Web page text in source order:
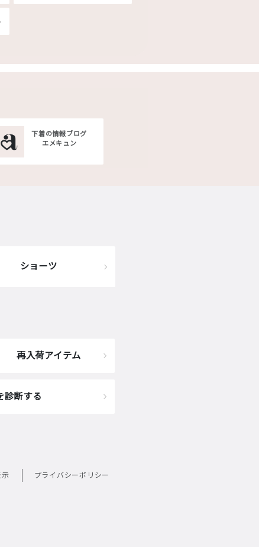
下着の情報ブログ
エメキュン
ショーツ
再入荷アイテム
診断する
プライバシーポリシー